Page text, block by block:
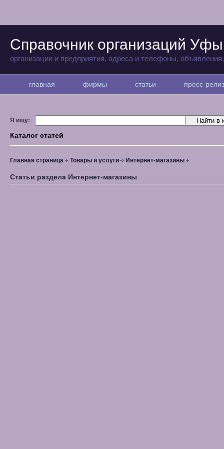
Справочник организаций Уфы
организации и предприятия, адреса и телефоны,
главная фирмы статьи пресс-
Я ищу:
Каталог статей
Главная страница Товары и услуги Интернет-магазины
Статьи раздела Интернет-магазины